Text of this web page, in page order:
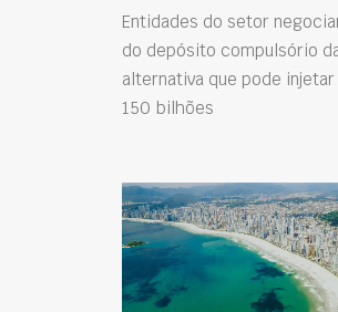
Entidades do setor
do depósito compulsório
alternativa que pode
150 bilhões